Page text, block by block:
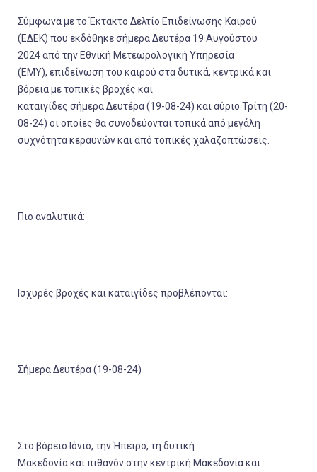
Σύμφωνα με τοΈκτακτο Δελτίο Επιδείνωσης Καιρού
(ΕΔΕΚ) που εκδόθηκε σήμεραΔευτέρα 19 Αυγούστου
2024από την Εθνική Μετεωρολογική Υπηρεσία
(ΕΜΥ), επιδείνωση του καιρού στα δυτικά, κεντρικά και
βόρειαμετοπικές βροχές και
καταιγίδες σήμεραΔευτέρα(19-08-24) και αύριο Τρίτη (20-
08-24) οι οποίες θα συνοδεύονται τοπικά από μεγάλη
συχνότητα κεραυνώνκαι από τοπικές χαλαζοπτώσεις
Πιο αναλυτικά:
Ισχυρές βροχές και καταιγίδες προβλέπονται:
Σήμερα Δευτέρα (19-08-24)
Στο βόρειο Ιόνιο, τηνΉπειρο, τη δυτική
Μακεδονίακαι πιθανόν στηνκεντρική Μακεδονίακαι